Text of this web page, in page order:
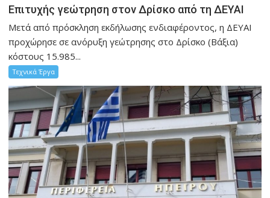
Επιτυχής γεώτρηση στον Δρίσκο από τη ΔΕΥΑΙ
Μετά από πρόσκληση εκδήλωσης ενδιαφέροντος, η ΔΕΥΑΙ
προχώρησε σε ανόρυξη γεώτρησης στο Δρίσκο (Βάξια)
κόστους 15.985...
Τεχνικά Έργα